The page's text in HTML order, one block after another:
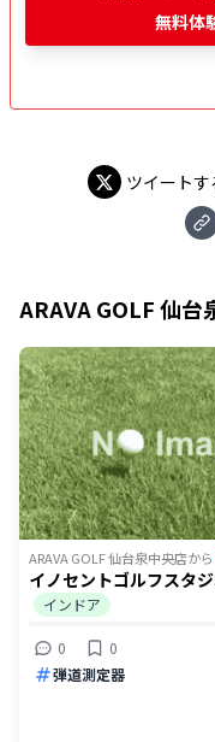
無料体
ツイートす
ARAVA GOLF 仙台
ARAVA GOLF 仙台泉中央店から
イノセントゴルフスタ
インドア
0
0
弾道測定器